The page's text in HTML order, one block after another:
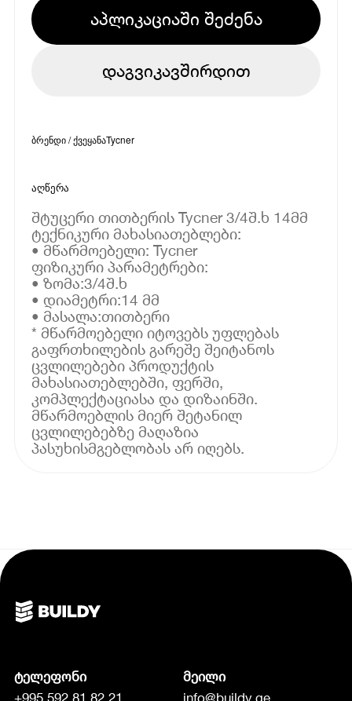
აპლიკაციაში შეძენა
დაგვიკავშირდით
ბრენდი / ქვეყანაTycner
აღწერა
შტუცერი თითბერის Tycner 3/4შ.ხ 14მმ
ტექნიკური მახასიათებლები:
• მწარმოებელი: Tycner
ფიზიკური პარამეტრები:
• ზომა:3/4შ.ხ
• დიამეტრი:14 მმ
• მასალა:თითბერი
* მწარმოებელი იტოვებს უფლებას
გაფრთხილების გარეშე შეიტანოს
ცვლილებები პროდუქტის
მახასიათებლებში, ფერში,
კომპლექტაციასა და დიზაინში.
მწარმოებლის მიერ შეტანილ
ცვლილებებზე მაღაზია
პასუხისმგებლობას არ იღებს.
ტელეფონი
მეილი